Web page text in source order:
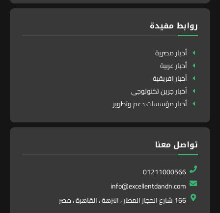
روابط مفيدة
أخبار مصرية
أخبار عربية
أخبار افريقية
أخبار جرين تكنولوجى
أخبار مؤسسات دعم وتطوير
تواصل معنا
01211000566
info@excellentdandn.com
166 شارع الحجاز المطار ، النزهة ، القاهرة ، مصر